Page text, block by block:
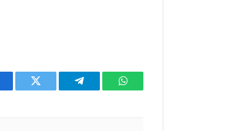
Twitter Telegram WhatsApp